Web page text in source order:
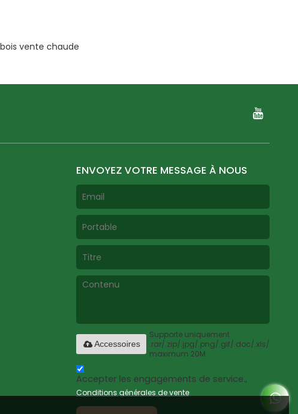
vente chaude
ENVOYEZ VOTRE MESSAGE À NOUS
Supporte uniquement
.rar/.zip/.jpg/.png/.gif/.doc/.xls/.pdf,
maximum 20M
Accessoires
Accepter les engagements de service.,
Conditions générales de vente